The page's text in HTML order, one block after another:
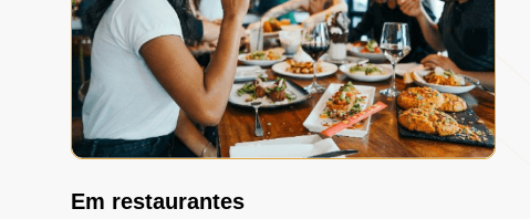
Em restaurantes